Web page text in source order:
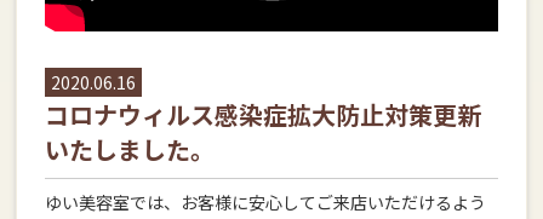
2020.06.16
コロナウィルス感染症拡大防止対策更新
いたしました。
ゆい美容室では、お客様に安心してご来店いただけるよう